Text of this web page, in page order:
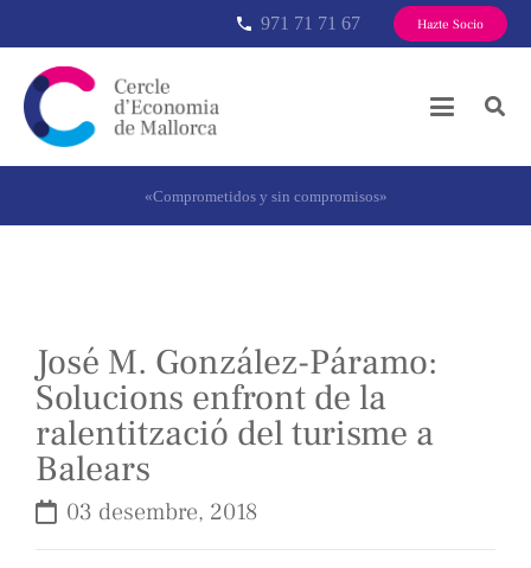
phone 971 71 71 67 Hazte Socio
«Comprometidos y sin compromisos»
José M. González-Páramo:
Solucions enfront de la
ralentització del turisme a
Balears
03 desembre, 2018